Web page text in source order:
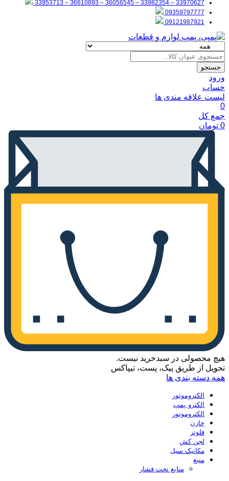
33970627 – 33982354 – 36056545 – 36610893 – 33953713
09359797777
09121987921
جستجو
ورود
حساب
لیست علاقه مندی ها
0
جمع کل
0 تومان
هیچ محصولی در سبدخرید نیست.
تحویل از طریق پیک، پست، تیپاکس
همه دسته بندی ها
الکتروموتور
الکترو پمپ
الکتروموتور
خازن
فلوتر
لجن کش
مکانیک سیل
منبع
منابع تحت فشار